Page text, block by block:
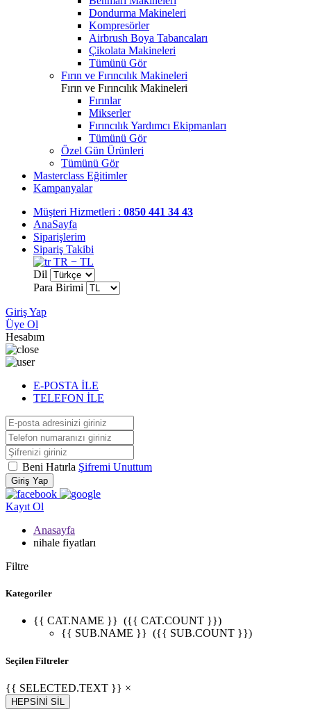
Dondurma Makineleri
Kompresörler
Airbrush Boya Tabancaları
Çikolata Makineleri
Tümünü Gör
Fırın ve Fırıncılık Makineleri
Fırın ve Fırıncılık Makineleri
Fırınlar
Mikserler
Fırıncılık Yardımcı Ekipmanları
Tümünü Gör
Özel Gün Ürünleri
Tümünü Gör
Masterclass Eğitimler
Kampanyalar
Müşteri Hizmetleri : 0850 441 34 43
AnaSayfa
Siparişlerim
Sipariş Takibi
TR − TL
Dil
Para Birimi
Giriş Yap
Üye Ol
Hesabım
E-POSTA İLE
TELEFON İLE
Beni Hatırla Şifremi Unuttum
Giriş Yap
Kayıt Ol
Anasayfa
nihale fiyatları
Filtre
Kategoriler
{{ CAT.NAME }} ({{ CAT.COUNT }})
{{ SUB.NAME }} ({{ SUB.COUNT }})
Seçilen Filtreler
{{ SELECTED.TEXT }} ×
HEPSİNİ SİL